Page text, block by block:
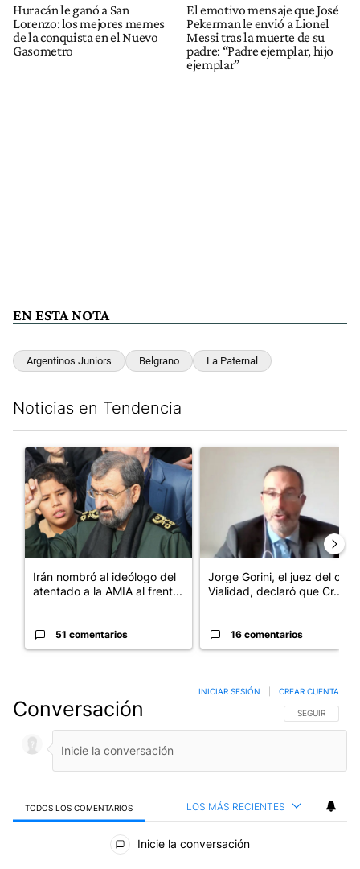
Huracán le ganó a San
Lorenzo: los mejores memes
de la conquista en el Nuevo
Gasometro
El emotivo mensaje que José
Pekerman le envió a Lionel
Messi tras la muerte de su
padre: “Padre ejemplar, hijo
ejemplar”
EN ESTA NOTA
Argentinos Juniors Belgrano La Paternal
Noticias en Tendencia
Un artículo de tendencia con el título "Irán nombró al ideólogo
Irán nombró al ideólogo del
atentado a la AMIA al frent...
51 comentarios
Jorge Gorini, el juez del caso
Vialidad, declaró que Cr...
16 comentarios
Conversación SIGA ESTA
SEGUIR
INICIAR SESIÓN CREAR CUENTA
TODOS LOS COMENTARIOS LOS MÁS RECIENTES
Todos los comentarios
Inicie la conversación